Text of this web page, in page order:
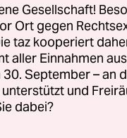
guten, frei
Engagement.
Sie unsere
Gesellschaft!
Ort gegen
taz kooperiert
aller Einnahmen
September – an
und
dabei?